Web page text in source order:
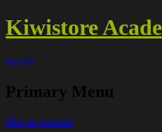
Kiwistore
Search
Primary Menu
Skip to content